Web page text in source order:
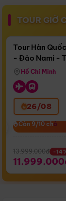
TOUR GIỜ
Còn16 ngày
Bay Sun
Tour Hàn
- Đảo Nami -
Airways)
Hồ Chí Minh
26/08
Còn 9/10 chỗ
Còn 9/10 chỗ
13.999.000đ -